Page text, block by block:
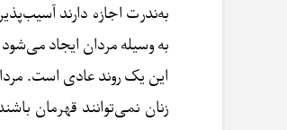
به‌ندرت اجازه دارند
به وسیله مردان ایجاد
این یک روند عادی است.
زنان نمی‌توانند قهرمان